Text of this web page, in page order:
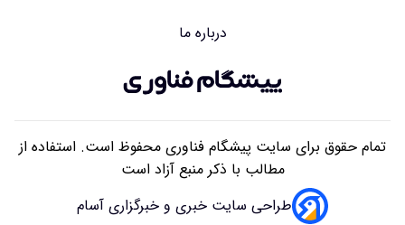
بلندگو سقفی توکار یا روکار؟ راهنمای کامل مقایسه، مزایا،
درباره ما
تمام حقوق برای سایت پیشگام فناوری محفوظ است. استفاده از
مطالب با ذکر منبع آزاد است
طراحی سایت خبری و خبرگزاری آسام